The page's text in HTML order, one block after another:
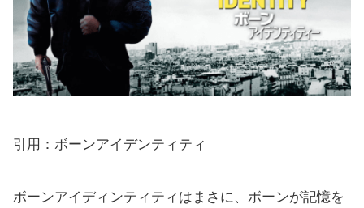
引用：ボーンアイデンティティ
ボーンアイディンティティはまさに、ボーンが記憶を